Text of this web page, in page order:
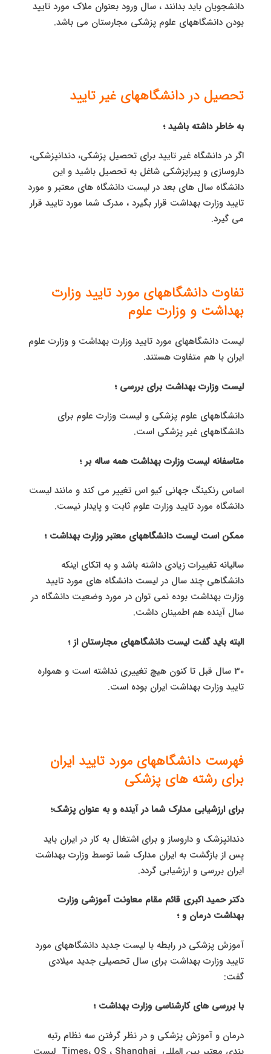
دانشجویان باید بدانند ، سال ورود بعنوان ملاک مورد تایید
بودن دانشگاههای علوم پزشکی مجارستان می باشد.
تحصیل در دانشگاههای غیر تایید
به خاطر داشته باشید ؛
اگر در دانشگاه غیر تایید برای تحصیل پزشکی، دندانپزشکی،
داروسازی و پیراپزشکی شاغل به تحصیل باشید و این
دانشگاه سال های بعد در لیست دانشگاه های معتبر و مورد
تایید وزارت بهداشت قرار بگیرد ، مدرک شما مورد تایید قرار
می گیرد.
تفاوت دانشگاههای مورد تایید وزارت
بهداشت و وزارت علوم
لیست دانشگاههای مورد تایید وزارت بهداشت و وزارت علوم
ایران با هم متفاوت هستند.
لیست وزارت بهداشت برای بررسی ؛
دانشگاههای علوم پزشکی و لیست وزارت علوم برای
دانشگاههای غیر پزشکی است.
متاسفانه لیست وزارت بهداشت همه ساله بر ؛
اساس رنکینگ جهانی کیو اس تغییر می کند و مانند لیست
دانشگاه مورد تایید وزارت علوم ثابت و پایدار نیست.
ممکن است لیست دانشگاههای معتبر وزارت بهداشت ؛
سالیانه تغییرات زیادی داشته باشد و به اتکای اینکه
دانشگاهی چند سال در لیست دانشگاه های مورد تایید
وزارت بهداشت بوده نمی توان در مورد وضعیت دانشگاه در
سال آینده هم اطمینان داشت.
البته باید گفت لیست دانشگاههای مجارستان از ؛
30 سال قبل تا کنون هیچ تغییری نداشته است و همواره
تایید وزارت بهداشت ایران بوده است.
فهرست دانشگاههای مورد تایید ایران
برای رشته های پزشکی
برای ارزشیابی مدارک شما در آینده و به‌ عنوان پزشک؛
دندانپزشک و داروساز و برای اشتغال به کار در ایران باید
پس از بازگشت به ایران مدارک شما توسط وزارت بهداشت
ایران بررسی و ارزشیابی گردد.
دکتر حمید اکبری قائم مقام معاونت آموزشی وزارت
بهداشت درمان و ؛
آموزش پزشکی در رابطه با لیست جدید دانشگاههای مورد
تایید وزارت بهداشت برای سال تحصیلی جدید میلادی
گفت:
با بررسی های کارشناسی وزارت بهداشت ؛
درمان و آموزش پزشکی و در نظر گرفتن سه نظام رتبه